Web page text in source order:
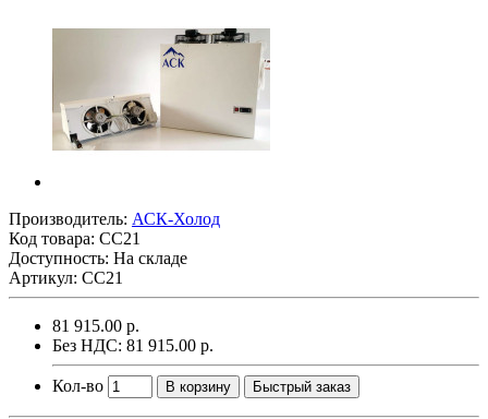
Производитель: АСК-Холод
Код товара: CC21
Доступность: На складе
Артикул: CC21
81 915.00 р.
Без НДС: 81 915.00 р.
Кол-во В корзину Быстрый заказ